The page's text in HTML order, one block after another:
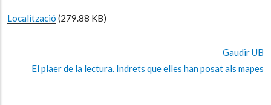
Localització (279.88 KB)
Gaudir UB
El plaer de la lectura. Indrets que elles han posat als mapes